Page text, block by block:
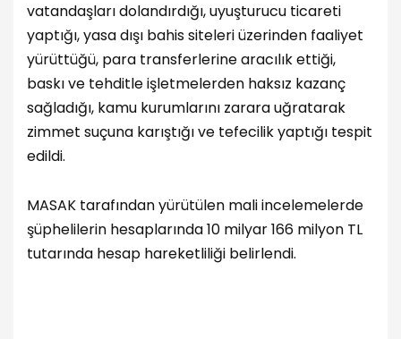
vatandaşları dolandırdığı, uyuşturucu ticareti
yaptığı, yasa dışı bahis siteleri üzerinden faaliyet
yürüttüğü, para transferlerine aracılık ettiği,
baskı ve tehditle işletmelerden haksız kazanç
sağladığı, kamu kurumlarını zarara uğratarak
zimmet suçuna karıştığı ve tefecilik yaptığı tespit
edildi.
MASAK tarafından yürütülen mali incelemelerde
şüphelilerin hesaplarında 10 milyar 166 milyon TL
tutarında hesap hareketliliği belirlendi.